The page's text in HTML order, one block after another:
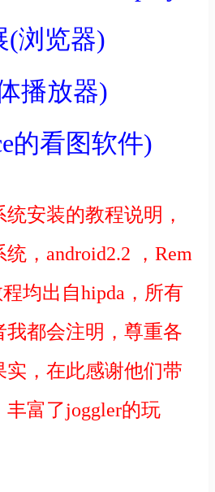
(浏览器)
播放器)
的看图软件)
安装的教程说明，
，android2.2 ，Rem
均出自hipda，所有
我都会注明，尊重各
实，在此感谢他们带
富了joggler的玩